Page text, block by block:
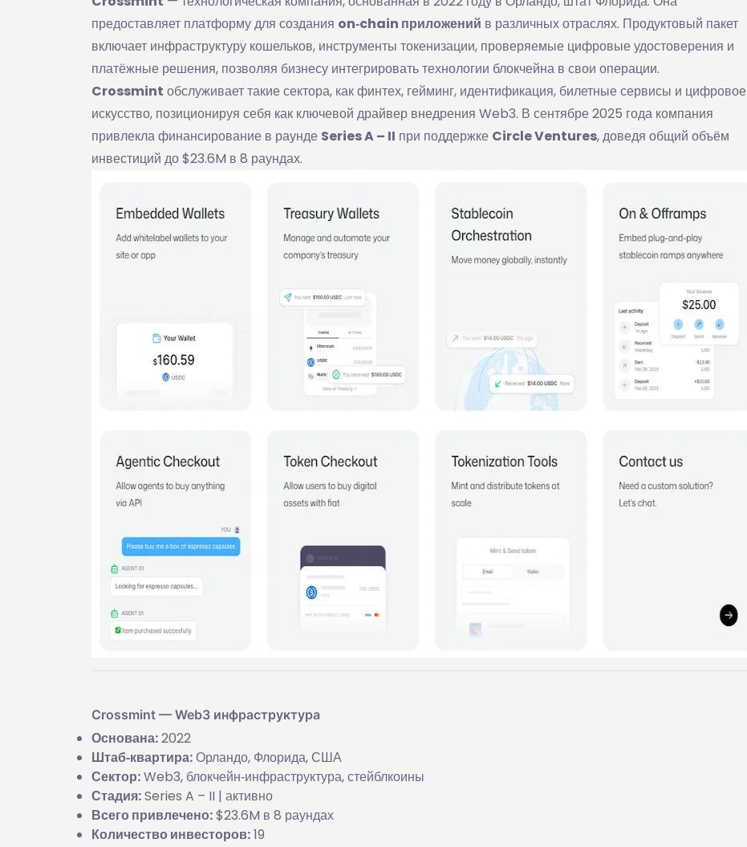
предоставляет платформу для создания on‑chain приложений в различных отраслях. Продуктовый пакет
включает инфраструктуру кошельков, инструменты токенизации, проверяемые цифровые удостоверения и
платёжные решения, позволяя бизнесу интегрировать технологии блокчейна в свои операции.
Crossmint обслуживает такие сектора, как финтех, гейминг, идентификация, билетные сервисы и цифровое
искусство, позиционируя себя как ключевой драйвер внедрения Web3. В сентябре 2025 года компания
привлекла финансирование в раунде Series A – II при поддержке Circle Ventures, доведя общий объём
инвестиций до $23.6M в 8 раундах.
Crossmint — Web3 инфраструктура
Основана:2022
Штаб‑квартира:Орландо, Флорида, США
Сектор:Web3, блокчейн‑инфраструктура, стейблкоины
Стадия:Series A – II | активно
Всего привлечено:$23.6M в 8 раундах
Количество инвесторов:19